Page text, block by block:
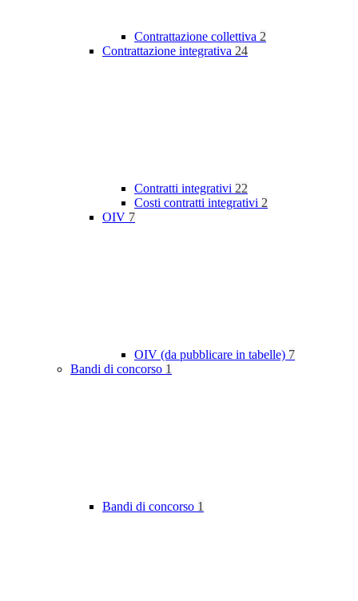
Contrattazione collettiva 2
Contrattazione integrativa 24
Contratti integrativi 22
Costi contratti integrativi 2
OIV 7
OIV (da pubblicare in tabelle) 7
Bandi di concorso 1
Bandi di concorso 1